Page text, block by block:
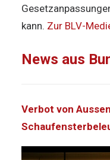
kann. Zur BLV-
News aus
Verbot von